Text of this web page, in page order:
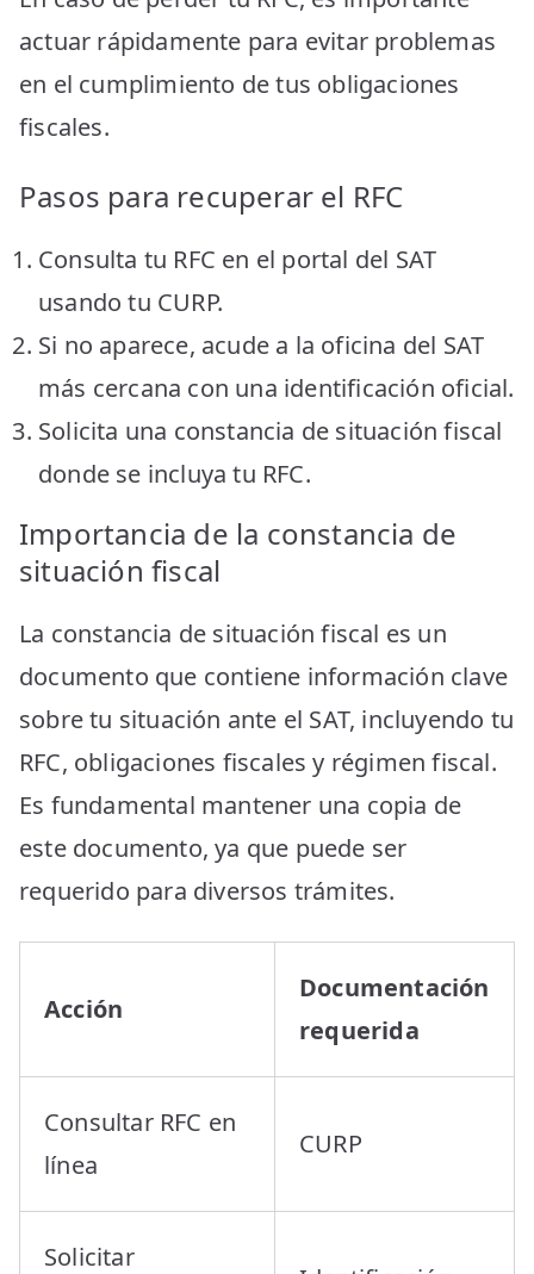
actuar rápidamente para evitar problemas
en el cumplimiento de tus obligaciones
fiscales.
Pasos para recuperar el RFC
Consulta tu RFC en el portal del SAT
usando tu CURP.
Si no aparece, acude a la oficina del SAT
más cercana con una identificación oficial.
Solicita una constancia de situación fiscal
donde se incluya tu RFC.
Importancia de la constancia de
situación fiscal
La constancia de situación fiscal es un
documento que contiene información clave
sobre tu situación ante el SAT, incluyendo tu
RFC, obligaciones fiscales y régimen fiscal.
Es fundamental mantener una copia de
este documento, ya que puede ser
requerido para diversos trámites.
Acción
Documentación
requerida
Consultar RFC en
línea
CURP
Solicitar